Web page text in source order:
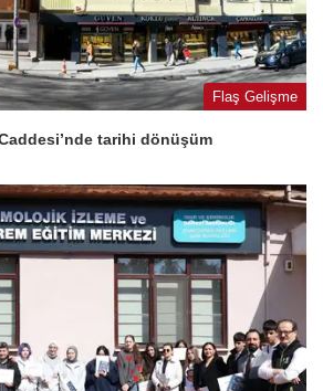
Flaş Gelişme
tarihi dönüşüm